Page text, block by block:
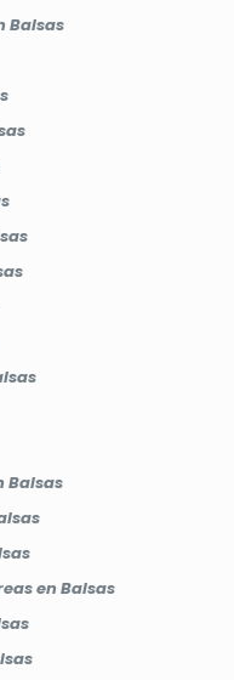
Balsas
Balsas
en Balsas